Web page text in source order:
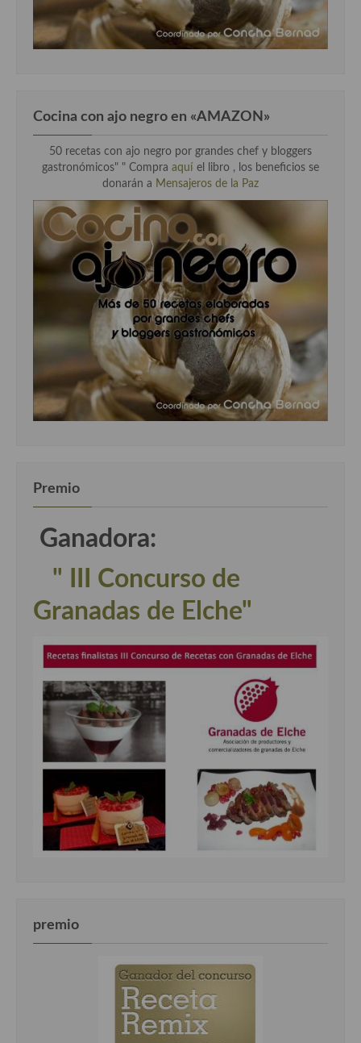
Cocina Luxemburgo
Cocina Polaca
Cocina Rusa
Cocina Suiza
Cocina Turca
Cocina con ajo negro en «AMAZON»
50 recetas con ajo negro por grandes chef y bloggers
gastronómicos" " Compra aquí el libro , los beneficios se
donarán a Mensajeros de la Paz
Premio
Ganadora:
" III Concurso de
Granadas de Elche"
premio